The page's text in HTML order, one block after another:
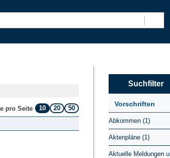
pro Seite 10 20 50
Suchfilter
Vorschriften
Abkommen (1)
Aktenpläne (1)
Aktuelle Meldungen